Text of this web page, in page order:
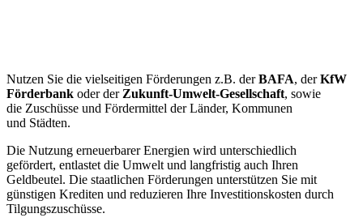
Nutzen Sie die vielseitigen Förderungen z.B. derBAFA, derKfW
Förderbank oder der Zukunft-Umwelt-Gesellschaft, sowie
die Zuschüsse und Fördermittel der Länder, Kommunen
und Städten.
Die Nutzung erneuerbarer Energien wird unterschiedlich
gefördert, entlastet die Umwelt und langfristig auch Ihren
Geldbeutel. Die staatlichen Förderungen unterstützen Sie mit
günstigen Krediten und reduzieren Ihre Investitionskosten durch
Tilgungszuschüsse.